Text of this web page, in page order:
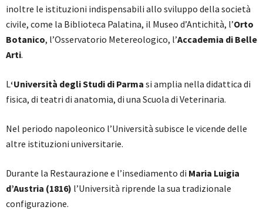
inoltre le istituzioni indispensabili allo sviluppo della società
civile, come la Biblioteca Palatina, il Museo d’Antichità, l’Orto
Botanico, l’Osservatorio Metereologico, l’Accademia di Belle
Arti.
L‘Università degli Studi di Parma si amplia nella didattica di
fisica, di teatri di anatomia, di una Scuola di Veterinaria.
Nel periodo napoleonico l’Università subisce le vicende delle
altre istituzioni universitarie.
Durante la Restaurazione e l’insediamento di Maria Luigia
d’Austria (1816) l’Università riprende la sua tradizionale
configurazione.